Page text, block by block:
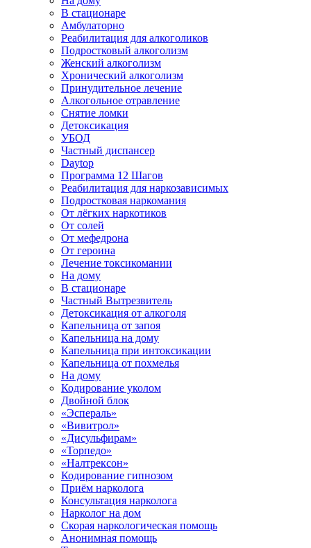
В стационаре
Амбулаторно
Реабилитация для алкоголиков
Подростковый алкоголизм
Женский алкоголизм
Хронический алкоголизм
Принудительное лечение
Алкогольное отравление
Снятие ломки
Детоксикация
УБОД
Частный диспансер
Daytop
Программа 12 Шагов
Реабилитация для наркозависимых
Подростковая наркомания
От лёгких наркотиков
От солей
От мефедрона
От героина
Лечение токсикомании
На дому
В стационаре
Частный Вытрезвитель
Детоксикация от алкоголя
Капельница от запоя
Капельница на дому
Капельница при интоксикации
Капельница от похмелья
На дому
Кодирование уколом
Двойной блок
«Эспераль»
«Вивитрол»
«Дисульфирам»
«Торпедо»
«Налтрексон»
Кодирование гипнозом
Приём нарколога
Консультация нарколога
Нарколог на дом
Скорая наркологическая помощь
Анонимная помощь